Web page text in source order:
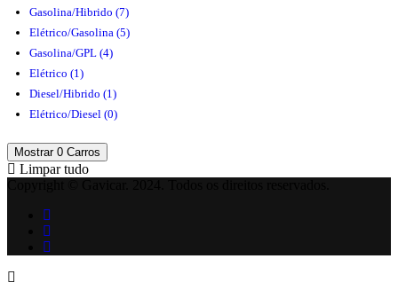
Gasolina/Hibrido (7)
Elétrico/Gasolina (5)
Gasolina/GPL (4)
Elétrico (1)
Diesel/Hibrido (1)
Elétrico/Diesel (0)
Mostrar 0 Carros
Limpar tudo